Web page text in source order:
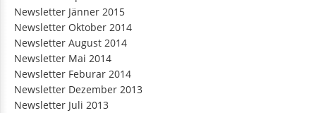
Newsletter Jänner 2015
Newsletter Oktober 2014
Newsletter August 2014
Newsletter Mai 2014
Newsletter Feburar 2014
Newsletter Dezember 2013
Newsletter Juli 2013